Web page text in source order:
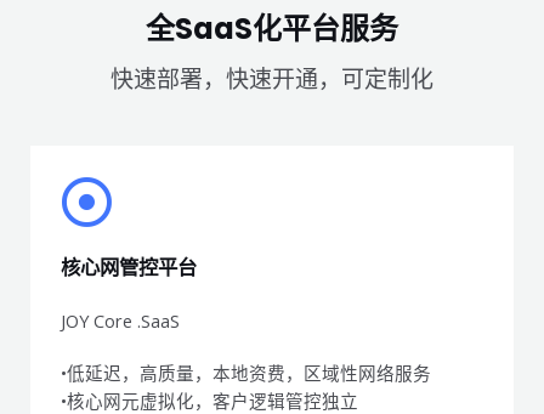
全SaaS化平台服务
快速部署，快速开通，可定制化
核心网管控平台
JOY Core .SaaS
•低延迟，高质量，本地资费，区域性网络服务
•核心网元虚拟化，客户逻辑管控独立